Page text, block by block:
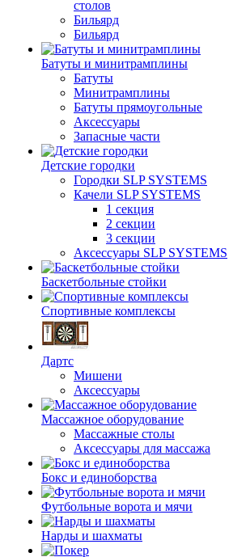
столов
Бильяpд
Бильяpд
Батуты и минитрамплины
Батуты
Минитрамплины
Батуты прямоугольные
Аксессуары
Запасные части
Детские городки
Городки SLP SYSTEMS
Качели SLP SYSTEMS
1 секция
2 секции
3 секции
Аксессуары SLP SYSTEMS
Баскетбольные стойки
Спортивные комплексы
Дартс
Мишени
Аксессуары
Массажное оборудование
Массажные столы
Аксессуары для массажа
Бокс и единоборства
Футбольные ворота и мячи
Нарды и шахматы